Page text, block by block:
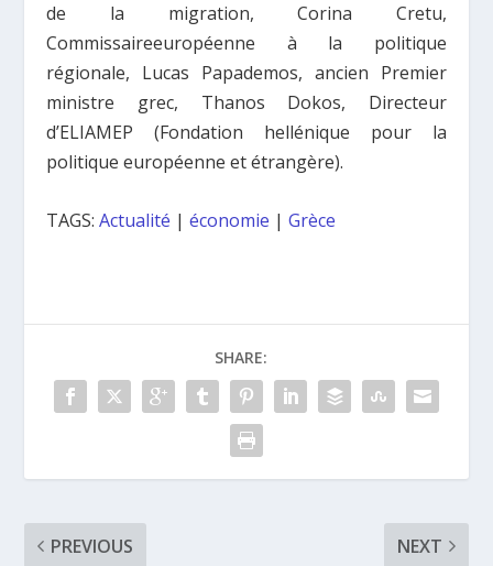
de la migration, Corina Cretu,
Commissaireeuropéenne à la politique
régionale, Lucas Papademos, ancien Premier
ministre grec, Thanos Dokos, Directeur
d’ELIAMEP (Fondation hellénique pour la
politique européenne et étrangère).
TAGS:Actualité |économie |Grèce
SHARE:
PREVIOUS NEXT